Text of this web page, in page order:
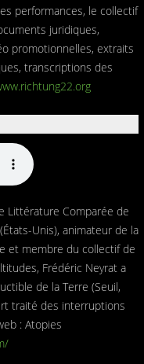
performances, le collectif
juridiques,
promotionnelles, extraits
transcriptions des
Littérature Comparée de
Unis), animateur de la
et membre du collectif de
Frédéric Neyrat a
de la Terre (Seuil,
traité des interruptions
: Atopies